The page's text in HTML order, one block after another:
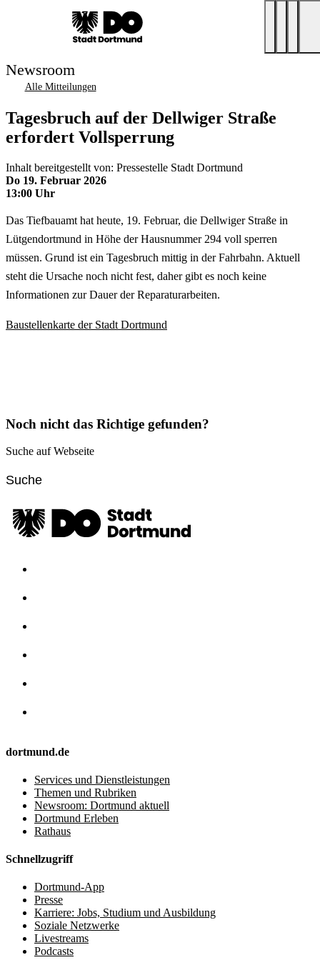
Newsroom
Alle Mitteilungen
Tagesbruch auf der Dellwiger Straße
erfordert Vollsperrung
Inhalt bereitgestellt von: Pressestelle Stadt Dortmund
Do 19. Februar 2026
13:00 Uhr
Das Tiefbauamt hat heute, 19. Februar, die Dellwiger Straße in
Lütgendortmund in Höhe der Hausnummer 294 voll sperren
müssen. Grund ist ein Tagesbruch mittig in der Fahrbahn. Aktuell
steht die Ursache noch nicht fest, daher gibt es noch keine
Informationen zur Dauer der Reparaturarbeiten.
Baustellenkarte der Stadt Dortmund
Noch nicht das Richtige gefunden?
Suche auf Webseite
dortmund.de
Services und Dienstleistungen
Themen und Rubriken
Newsroom: Dortmund aktuell
Dortmund Erleben
Rathaus
Schnellzugriff
Dortmund-App
Presse
Karriere: Jobs, Studium und Ausbildung
Soziale Netzwerke
Livestreams
Podcasts